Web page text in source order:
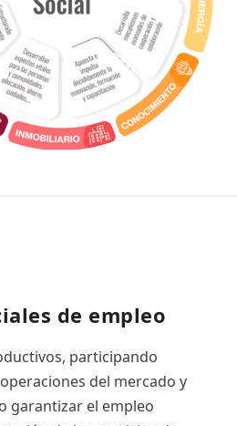
de empleo
participando
del mercado y
garantizar el empleo